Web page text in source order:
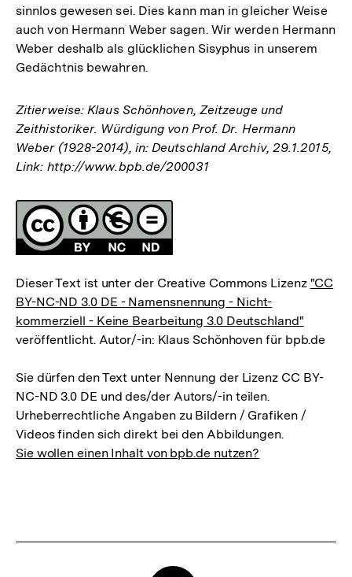
sinnlos gewesen sei. Dies kann man in gleicher Weise
auch von Hermann Weber sagen. Wir werden Hermann
Weber deshalb als glücklichen Sisyphus in unserem
Gedächtnis bewahren.
Zitierweise: Klaus Schönhoven, Zeitzeuge und
Zeithistoriker. Würdigung von Prof. Dr. Hermann
Weber (1928-2014), in: Deutschland Archiv, 29.1.2015,
Link: http://www.bpb.de/200031
Fussnoten
Lizenz
Dieser Text ist unter der Creative Commons Lizenz "CC
BY-NC-ND 3.0 DE - Namensnennung - Nicht-
kommerziell - Keine Bearbeitung 3.0 Deutschland"
veröffentlicht. Autor/-in: Klaus Schönhoven für bpb.de
Sie dürfen den Text unter Nennung der Lizenz CC BY-
NC-ND 3.0 DE und des/der Autors/-in teilen.
Urheberrechtliche Angaben zu Bildern / Grafiken /
Videos finden sich direkt bei den Abbildungen.
Sie wollen einen Inhalt von bpb.de nutzen?